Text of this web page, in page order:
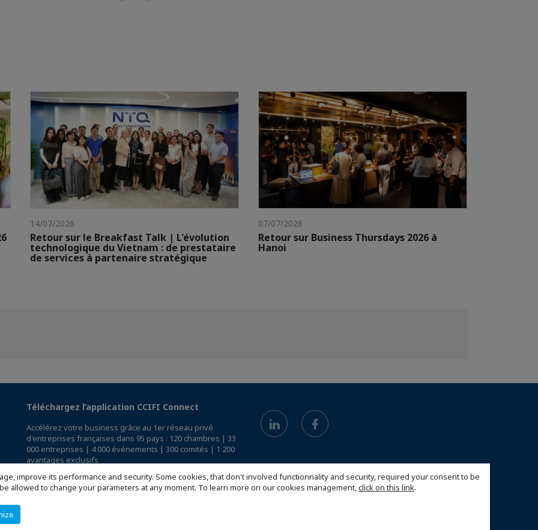
improve its performance and security. Some cookies, that don't involved functionnality and security, required your consent to be
allowed to change your parameters at any moment. To learn more on our cookies management,click on this link.
14/07/2026
Retour sur le Breakfast Talk | L'évolution
technologique du Vietnam : de prestataire
de services à partenaire stratégique
07/07/2026
Retour sur Business Thursdays 2026 à
Hanoi
Téléchargez l’application CCIFI Connect
Accélérez votre business grâce au 1er réseau privé
d'entreprises françaises dans 95 pays : 120 chambres | 33
000 entreprises | 4 000 événements | 300 comités | 1 200
avantages exclusifs
Réservée exclusivement aux membres des CCI Françaises
à l'International,découvrez l'app CCIFI Connect